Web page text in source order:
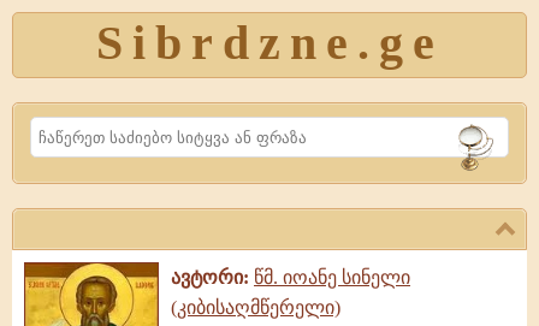
Sibrdzne.ge
Search
ავტორი: წმ. იოანე სინელი
(კიბისაღმწერელი)